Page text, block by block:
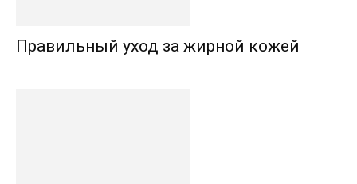
Правильный уход за жирной кожей